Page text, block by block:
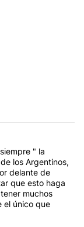
" la
los Argentinos,
delante de
que esto haga
muchos
el único que